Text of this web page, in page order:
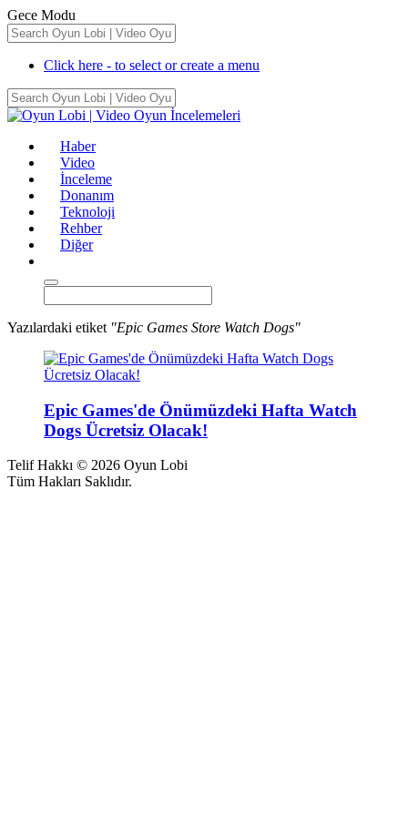
Gece Modu
Click here - to select or create a menu
Haber
Video
İnceleme
Donanım
Teknoloji
Rehber
Diğer
Yazılardaki etiket "Epic Games Store Watch Dogs"
Epic Games'de Önümüzdeki Hafta Watch
Dogs Ücretsiz Olacak!
Telif Hakkı © 2026 Oyun Lobi
Tüm Hakları Saklıdır.